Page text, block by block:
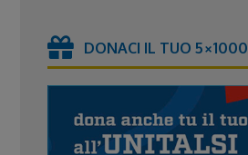
DONACI IL TUO 5×1000